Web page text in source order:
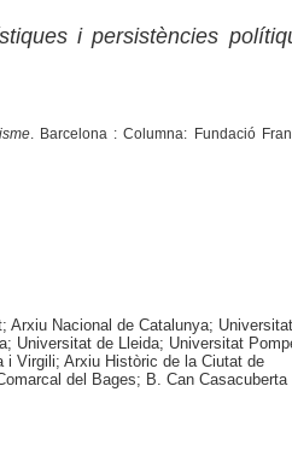
i persistències
. Barcelona : Columna: Fundació
Arxiu Nacional de Catalunya; Universitat
Universitat de Lleida; Universitat
i Virgili; Arxiu Històric de la Ciutat de
del Bages; B. Can Casacuberta